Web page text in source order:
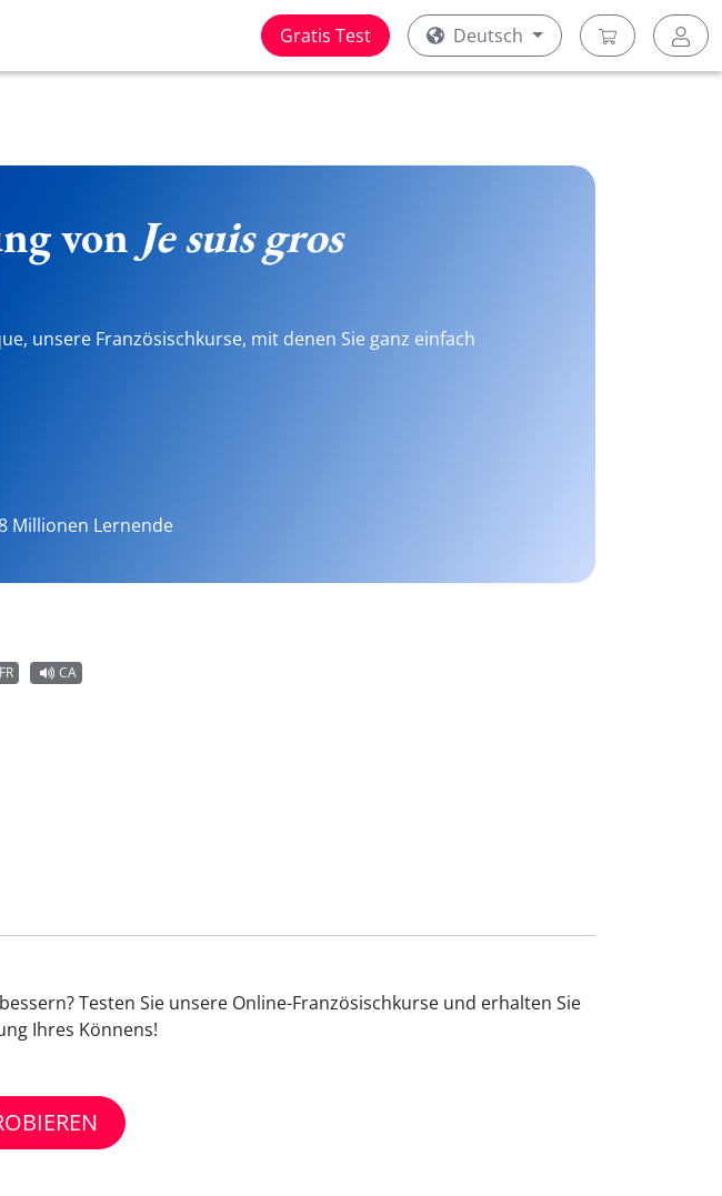
Gratis Test Deutsch
von Je suis gros
unsere Französischkurse, mit denen Sie ganz einfach
Millionen Lernende
FR CA
Testen Sie unsere Online-Französischkurse und erhalten Sie
Ihres Könnens!